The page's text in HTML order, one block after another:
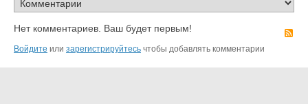
Нет комментариев. Ваш будет первым!
Войдите или зарегистрируйтесь чтобы добавлять комментарии